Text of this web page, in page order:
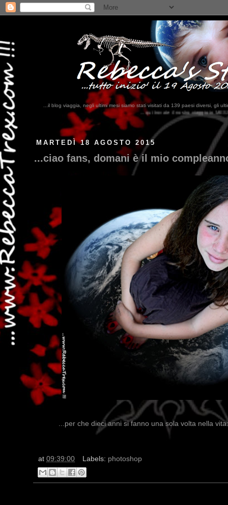
...il blog viaggia, negli ultimi mesi siamo stati visitati da 139 paesi diversi, gli
...qui trovate il nostro viaggio in MESSICO 2023...clikka qui !!!
MARTEDÌ 18 AGOSTO 2015
...ciao fans, domani è il mio
...per che dieci anni si fanno una sola volta nella
at 09:39:00 Labels: photoshop